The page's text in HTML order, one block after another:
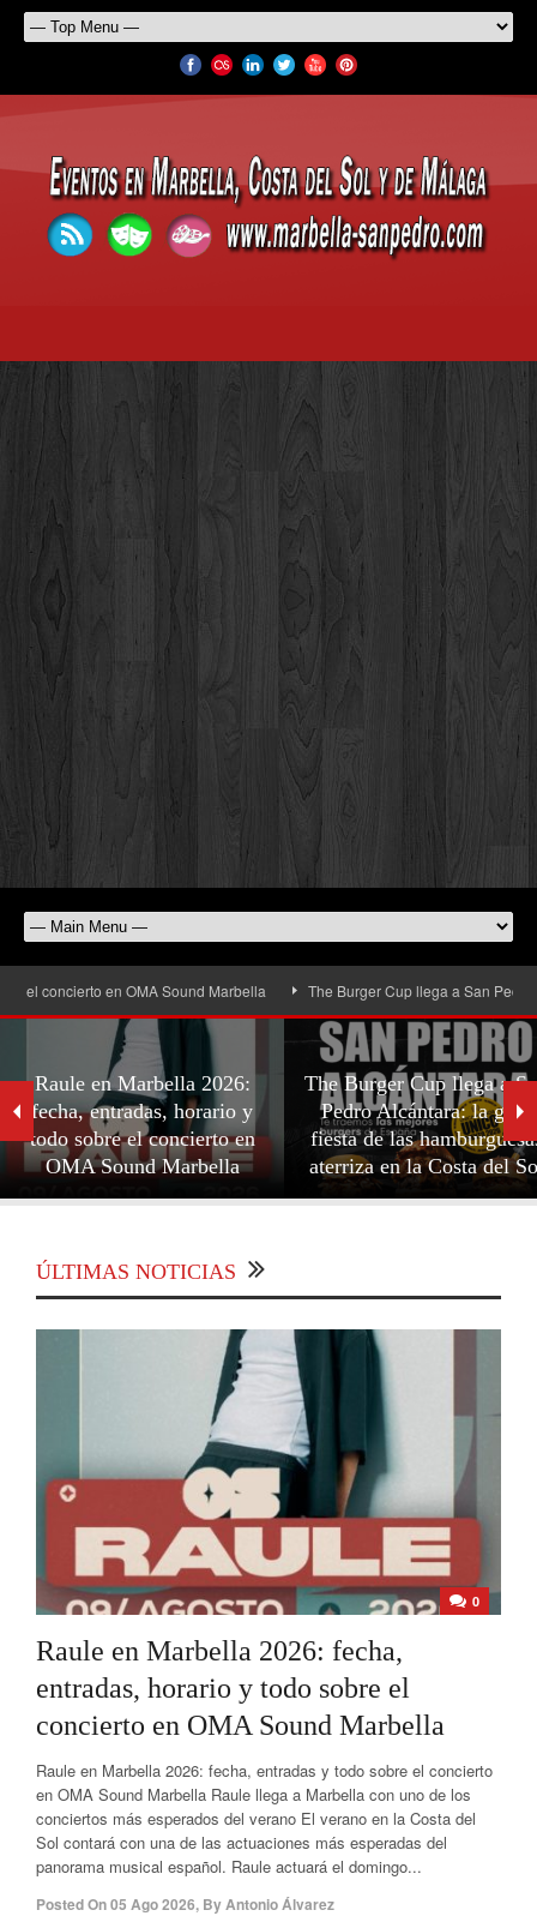
OMA Sound Marbella The Burger Cup llega a San Pedro Alcántara: la
Raule en Marbella 2026:
fecha, entradas, horario y
todo sobre el concierto en
OMA Sound Marbella
The Burger Cup llega a
Pedro Alcántara: la gran
fiesta de las
aterriza en la Costa del
ÚLTIMAS NOTICIAS
0
Raule en Marbella 2026: fecha,
entradas, horario y todo sobre el
concierto en OMA Sound Marbella
Raule en Marbella 2026: fecha, entradas y todo sobre el concierto
en OMA Sound Marbella Raule llega a Marbella con uno de los
conciertos más esperados del verano El verano en la Costa del
Sol contará con una de las actuaciones más esperadas del
panorama musical español. Raule actuará el domingo...
Posted On05 Ago 2026, ByAntonio Álvarez